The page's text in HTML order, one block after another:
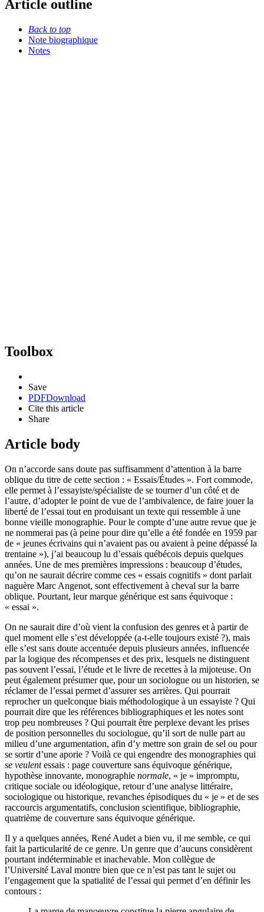
Article outline
Back to top
Note biographique
Notes
Toolbox
Save
PDFDownload
Cite this article
Share
Article body
On n’accorde sans doute pas suffisamment d’attention à la barre
oblique du titre de cette section : « Essais/Études ». Fort commode,
elle permet à l’essayiste/spécialiste de se tourner d’un côté et de
l’autre, d’adopter le point de vue de l’ambivalence, de faire jouer la
liberté de l’essai tout en produisant un texte qui ressemble à une
bonne vieille monographie. Pour le compte d’une autre revue que je
ne nommerai pas (à peine pour dire qu’elle a été fondée en 1959 par
de « jeunes écrivains qui n’avaient pas ou avaient à peine dépassé la
trentaine »), j’ai beaucoup lu d’essais québécois depuis quelques
années. Une de mes premières impressions : beaucoup d’études,
qu’on ne saurait décrire comme ces « essais cognitifs » dont parlait
naguère Marc Angenot, sont effectivement à cheval sur la barre
oblique. Pourtant, leur marque générique est sans équivoque :
« essai ».
On ne saurait dire d’où vient la confusion des genres et à partir de
quel moment elle s’est développée (a-t-elle toujours existé ?), mais
elle s’est sans doute accentuée depuis plusieurs années, influencée
par la logique des récompenses et des prix, lesquels ne distinguent
pas souvent l’essai, l’étude et le livre de recettes à la mijoteuse. On
peut également présumer que, pour un sociologue ou un historien, se
réclamer de l’essai permet d’assurer ses arrières. Qui pourrait
reprocher un quelconque biais méthodologique à un essayiste ? Qui
pourrait dire que les références bibliographiques et les notes sont
trop peu nombreuses ? Qui pourrait être perplexe devant les prises
de position personnelles du sociologue, qu’il sort de nulle part au
milieu d’une argumentation, afin d’y mettre son grain de sel ou pour
se sortir d’une aporie ? Voilà ce qui engendre des monographies qui
se veulentessais : page couverture sans équivoque générique,
hypothèse innovante, monographie normale, « je » impromptu,
critique sociale ou idéologique, retour d’une analyse littéraire,
sociologique ou historique, revanches épisodiques du « je » et de ses
raccourcis argumentatifs, conclusion scientifique, bibliographie,
quatrième de couverture sans équivoque générique.
Il y a quelques années, René Audet a bien vu, il me semble, ce qui
fait la particularité de ce genre. Un genre que d’aucuns considèrent
pourtant indéterminable et inachevable. Mon collègue de
l’Université Laval montre bien que ce n’est pas tant le sujet ou
l’engagement que la spatialité de l’essai qui permet d’en définir les
contours :